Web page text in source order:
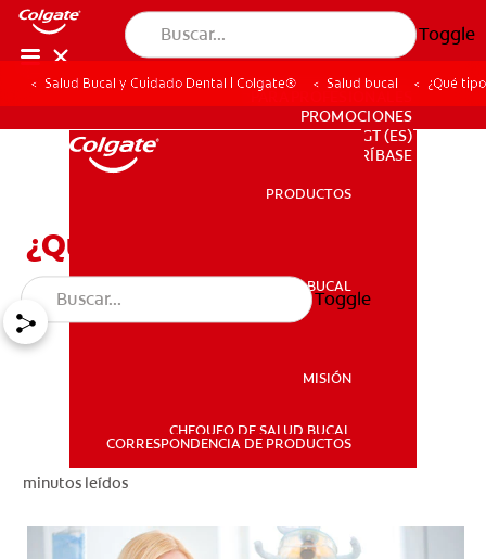
Toggle
SALUD BUCAL
CORRESPONDENCIA DE PRODUCTOS
PARA PROFESIONALES
PROMOCIONES
GT (ES)
SUSCRÍBASE
PRODUCTOS
SALUD BUCAL
MISIÓN
CHEQUEO DE SALUD BUCAL
CORRESPONDENCIA DE PRODUCTOS
Toggle
Salud Bucal y Cuidado Dental | Colgate® Salud bucal ¿Qué
¿Qué tipos de caries hay?
minutos leídos